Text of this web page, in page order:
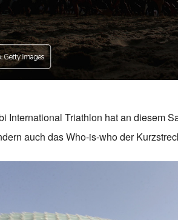
International Triathlon hat an diesem
auch das Who-is-who der